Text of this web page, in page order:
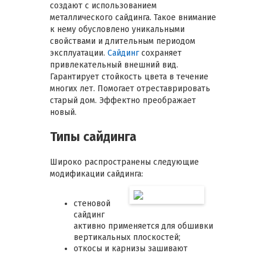
создают с использованием
металлического сайдинга. Такое внимание
к нему обусловлено уникальными
свойствами и длительным периодом
эксплуатации. Сайдингсохраняет
привлекательный внешний вид.
Гарантирует стойкость цвета в течение
многих лет. Помогает отреставрировать
старый дом. Эффектно преображает
новый.
Типы сайдинга
Широко распространены следующие
модификации сайдинга:
стеновой
сайдинг
активно применяется для обшивки
вертикальных плоскостей;
откосы и карнизы зашивают